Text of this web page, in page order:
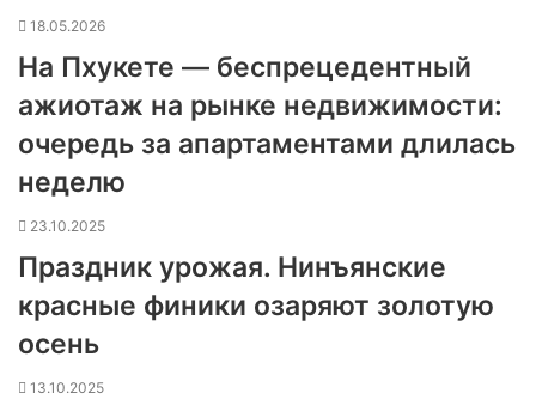
18.05.2026
На Пхукете — беспрецедентный
ажиотаж на рынке недвижимости:
очередь за апартаментами длилась
неделю
23.10.2025
Праздник урожая. Нинъянские
красные финики озаряют золотую
осень
13.10.2025